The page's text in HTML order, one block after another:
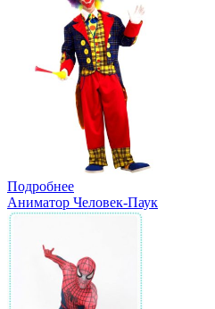
Подробнее
Аниматор Человек-Паук